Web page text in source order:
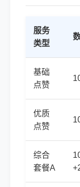
服务
类型
基础
点赞
优质
点赞
综合
套餐A